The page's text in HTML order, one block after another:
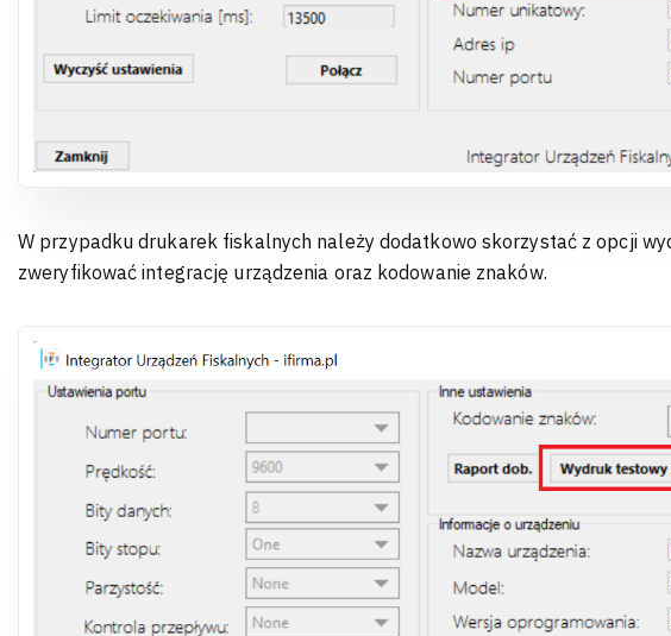
W przypadku drukarek fiskalnych należy dodatkowo skorzystać z opcji
zweryfikować integrację urządzenia oraz kodowanie znaków.